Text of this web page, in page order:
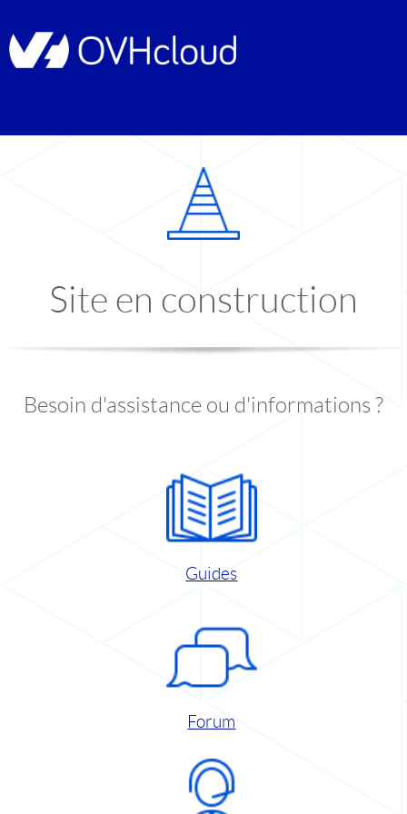
Site en construction
Besoin d'assistance ou d'informations ?
Guides
Forum